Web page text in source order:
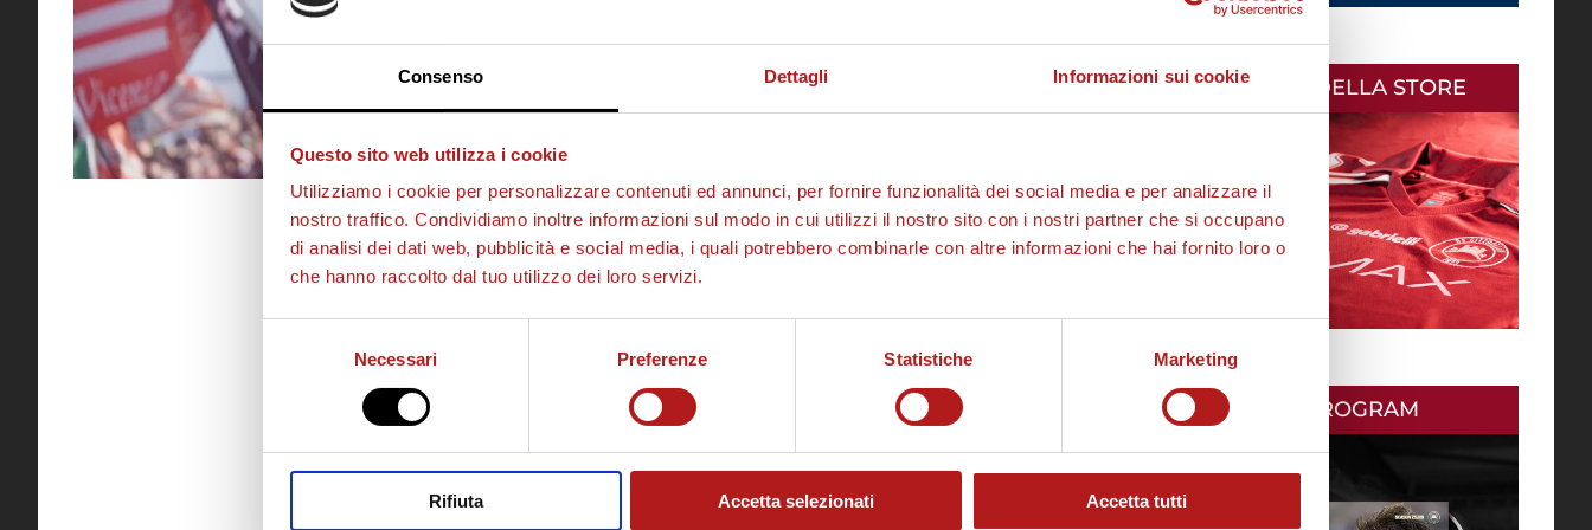
Consenso Dettagli Informazioni sui cookie
Questo sito web utilizza i cookie
Utilizziamo i cookie per personalizzare contenuti ed annunci, per fornire funzionalità dei social media e per analizzare il
nostro traffico. Condividiamo inoltre informazioni sul modo in cui utilizzi il nostro sito con i nostri partner che si occupano
di analisi dei dati web, pubblicità e social media, i quali potrebbero combinarle con altre informazioni che hai fornito loro o
che hanno raccolto dal tuo utilizzo dei loro servizi.
Necessari Preferenze Statistiche Marketing
Rifiuta Accetta selezionati Accetta tutti
p
r
o
AS CITTADELLA STORE
MATCH PROGRAM